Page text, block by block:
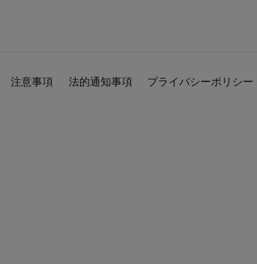
注意事項 法的通知事項 プライバシーポリシー